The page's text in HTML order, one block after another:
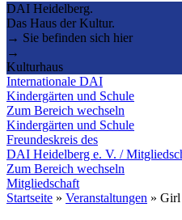
DAI Heidelberg.
Das Haus der Kultur.
→ Sie befinden sich hier
→
Kulturhaus
Internationale DAI
Kindergärten und Schule
Zum Bereich wechseln
Kindergärten und Schule
Freundeskreis des
DAI Heidelberg e. V. /
Zum Bereich wechseln
Mitgliedschaft
Startseite » Veranstaltungen » Girl